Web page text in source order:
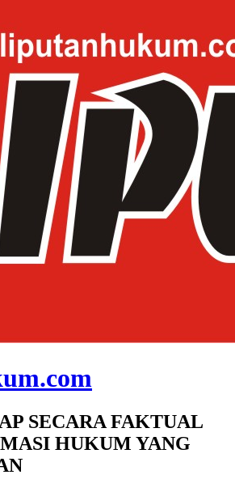
SECARA FAKTUAL
HUKUM YANG